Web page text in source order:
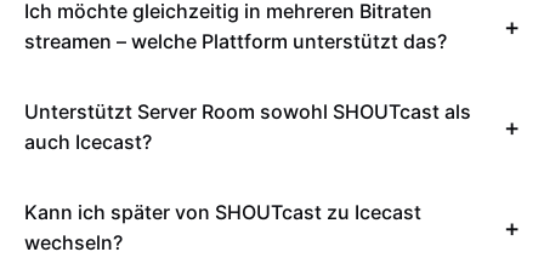
Ich möchte gleichzeitig in mehreren Bitraten
streamen – welche Plattform unterstützt das?
Unterstützt Server Room sowohl SHOUTcast als
auch Icecast?
Kann ich später von SHOUTcast zu Icecast
wechseln?